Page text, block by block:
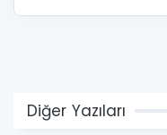
Diğer Yazıları